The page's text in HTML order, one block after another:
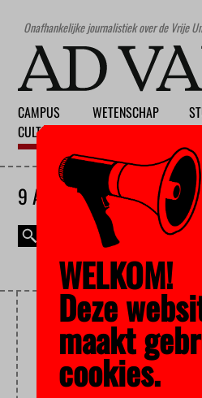
Onafhankelijke journalistiek over de Vrije
CAMPUS
CULTUUR
WETENSCHAP
9 AUGUSTUS 2026
WELKOM!
Deze
maakt
cookies.